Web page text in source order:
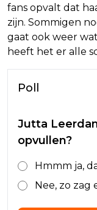
fans opvalt dat
zijn. Sommigen
gaat ook weer
heeft het er alle
Poll
Jutta
opvullen?
Hmmm ja,
Nee, zo zag